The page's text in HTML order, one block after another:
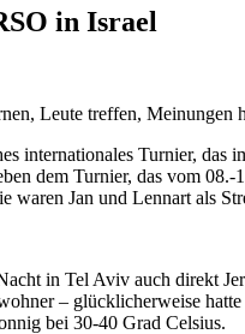
in Israel
Leute treffen, Meinungen
internationales Turnier,
dem Turnier, das vom
waren Jan und Lennart als
in Tel Aviv auch direkt
– glücklicherweise
bei 30-40 Grad Celsius.